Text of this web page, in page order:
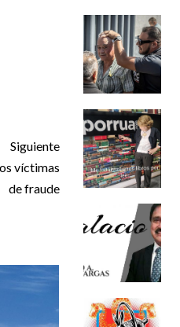
Siguiente
víctimas
de fraude